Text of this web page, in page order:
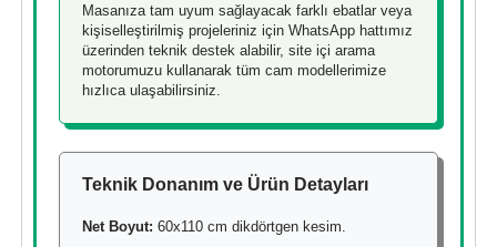
Masanıza tam uyum sağlayacak farklı ebatlar veya
kişiselleştirilmiş projeleriniz için WhatsApp hattımız
üzerinden teknik destek alabilir, site içi arama
motorumuzu kullanarak tüm cam modellerimize
hızlıca ulaşabilirsiniz.
Teknik Donanım ve Ürün Detayları
Net Boyut: 60x110 cm dikdörtgen kesim.